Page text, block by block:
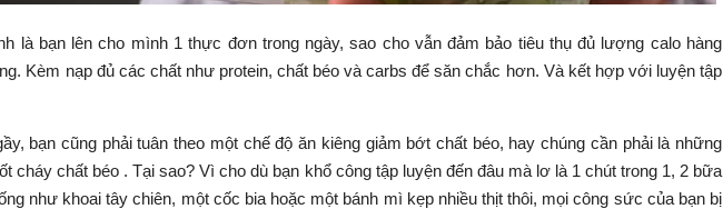
là bạn lên cho mình 1 thực đơn trong ngày, sao cho vẫn đảm bảo tiêu thụ đủ lượng calo hàng
Kèm nạp đủ các chất như protein, chất béo và carbs để săn chắc hơn. Và kết hợp với luyện tập
bạn cũng phải tuân theo một chế độ ăn kiêng giảm bớt chất béo, hay chúng cần phải là những
cháy chất béo . Tại sao? Vì cho dù bạn khổ công tập luyện đến đâu mà lơ là 1 chút trong 1, 2 bữa
như khoai tây chiên, một cốc bia hoặc một bánh mì kẹp nhiều thịt thôi, mọi công sức của bạn bị